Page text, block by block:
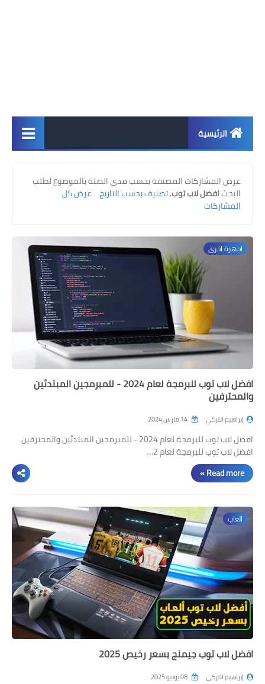
الرئيسية
ابل
ويندوز
مراجعات
العاب
صحة وجمال
الربح من الانترنت
ذكاء اصطناعي
عرض المشاركات المصنفة بحسب مدى الصلة بالموضوع لطلب
البحثافضل لاب توب.تصنيف بحسب التاريخ عرض كل
المشاركات
اجهزة اخرى
افضل لاب توب للبرمجة لعام 2024 - للمبرمجين المبتدئين
والمحترفين
إبراهيم التركي
افضل لاب توب للبرمجة لعام 2024 - للمبرمجين المبتدئين والمحترفين
افضل لاب توب للبرمجة لعام 2…
Read more »
العاب
افضل لاب توب جيمنج بسعر رخيص 2025
إبراهيم التركي